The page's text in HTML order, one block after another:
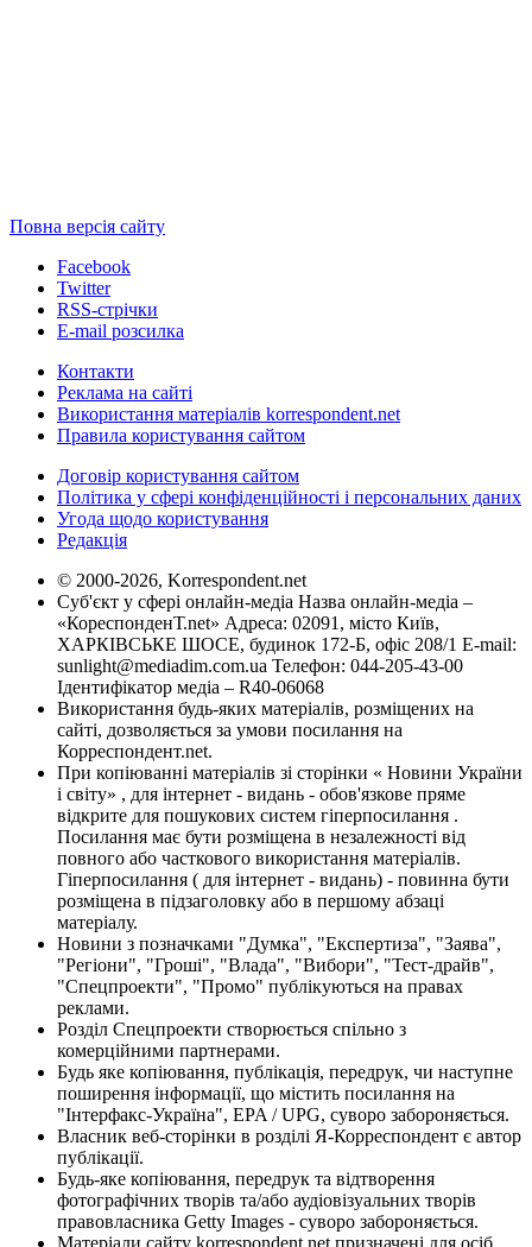
Повна версія сайту
Facebook
Twitter
RSS-стрічки
E-mail розсилка
Контакти
Реклама на сайті
Використання матеріалів korrespondent.net
Правила користування сайтом
Договір користування сайтом
Політика у сфері конфіденційності і персональних даних
Угода щодо користування
Редакція
© 2000-2026, Korrespondent.net
Суб'єкт у сфері онлайн-медіа Назва онлайн-медіа –
«КореспонденТ.net» Адреса: 02091, місто Київ,
ХАРКІВСЬКЕ ШОСЕ, будинок 172-Б, офіс 208/1 E-mail:
sunlight@mediadim.com.ua Телефон: 044-205-43-00
Ідентифікатор медіа – R40-06068
Використання будь-яких матеріалів, розміщених на
сайті, дозволяється за умови посилання на
Корреспондент.net.
При копіюванні матеріалів зі сторінки « Новини України
і світу» , для інтернет - видань - обов'язкове пряме
відкрите для пошукових систем гіперпосилання .
Посилання має бути розміщена в незалежності від
повного або часткового використання матеріалів.
Гіперпосилання ( для інтернет - видань) - повинна бути
розміщена в підзаголовку або в першому абзаці
матеріалу.
Новини з позначками "Думка", "Експертиза", "Заява",
"Регіони", "Гроші", "Влада", "Вибори", "Тест-драйв",
"Спецпроекти", "Промо" публікуються на правах
реклами.
Розділ Спецпроекти створюється спільно з
комерційними партнерами.
Будь яке копіювання, публікація, передрук, чи наступне
поширення інформації, що містить посилання на
"Інтерфакс-Україна", EPA / UPG, суворо забороняється.
Власник веб-сторінки в розділі Я-Корреспондент є автор
публікації.
Будь-яке копіювання, передрук та відтворення
фотографічних творів та/або аудіовізуальних творів
правовласника Getty Images - суворо забороняється.
Матеріали сайту korrespondent.net призначені для осіб